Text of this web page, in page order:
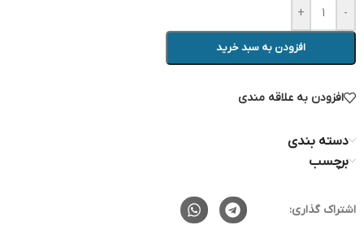
-
+
افزودن به سبد خرید
افزودن به علاقه مندی
دسته بندی
برچسب
اشتراک گذاری: